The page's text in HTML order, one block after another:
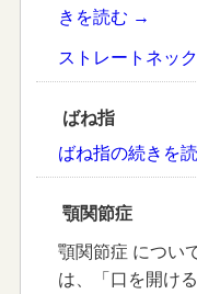
きを読む →
ストレートネッ
ばね指
ばね指の続きを
顎関節症
顎関節症 につい
は、「口を開け